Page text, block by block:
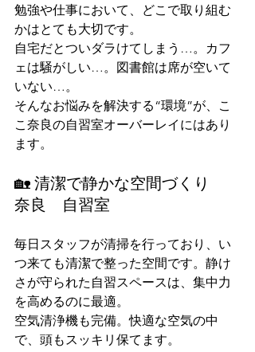
勉強や仕事において、どこで取り組む
かはとても大切です。
自宅だとついダラけてしまう…。カフ
ェは騒がしい…。図書館は席が空いて
いない…。
そんなお悩みを解決する“環境”が、こ
こ奈良の自習室オーバーレイにはあり
ます。
🏡 清潔で静かな空間づくり
奈良　自習室
毎日スタッフが清掃を行っており、い
つ来ても清潔で整った空間です。静け
さが守られた自習スペースは、集中力
を高めるのに最適。
空気清浄機も完備。快適な空気の中
で、頭もスッキリ保てます。